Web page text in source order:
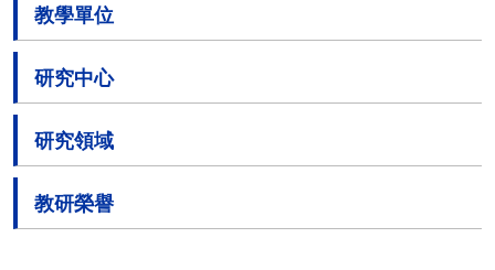
教學單位
研究中心
研究領域
教研榮譽